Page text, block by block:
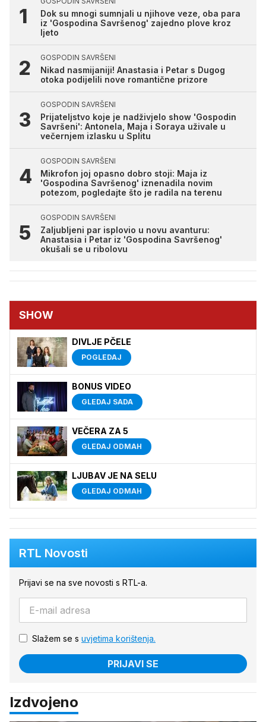
Dok su mnogi sumnjali u njihove veze, oba para
iz 'Gospodina Savršenog' zajedno plove kroz
ljeto
GOSPODIN SAVRŠENI
Nikad nasmijaniji! Anastasia i Petar s Dugog
otoka podijelili nove romantične prizore
GOSPODIN SAVRŠENI
Prijateljstvo koje je nadživjelo show 'Gospodin
Savršeni': Antonela, Maja i Soraya uživale u
večernjem izlasku u Splitu
GOSPODIN SAVRŠENI
Mikrofon joj opasno dobro stoji: Maja iz
'Gospodina Savršenog' iznenadila novim
potezom, pogledajte što je radila na terenu
GOSPODIN SAVRŠENI
Zaljubljeni par isplovio u novu avanturu:
Anastasia i Petar iz 'Gospodina Savršenog'
okušali se u ribolovu
SHOW
DIVLJE PČELE
POGLEDAJ
BONUS VIDEO
GLEDAJ SADA
VEČERA ZA 5
GLEDAJ ODMAH
LJUBAV JE NA SELU
GLEDAJ ODMAH
RTL Novosti
Prijavi se na sve novosti s RTL-a.
Slažem se s uvjetima korištenja.
PRIJAVI SE
Izdvojeno